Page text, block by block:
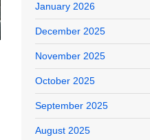
January 2026
December 2025
November 2025
October 2025
September 2025
August 2025